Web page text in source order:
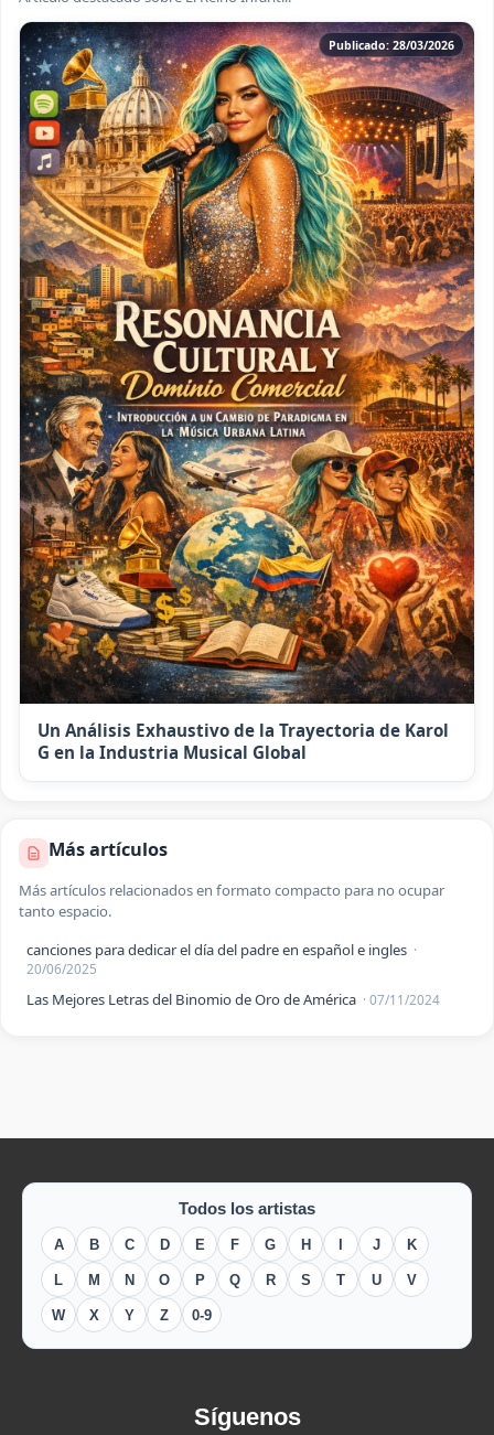
Publicado: 28/03/2026
Un Análisis Exhaustivo de la Trayectoria de Karol
G en la Industria Musical Global
Más artículos
Más artículos relacionados en formato compacto para no ocupar
tanto espacio.
canciones para dedicar el día del padre en español e ingles ·
20/06/2025
Las Mejores Letras del Binomio de Oro de América · 07/11/2024
Todos los artistas
A B C D E F G H I J K
L M N O P Q R S T U V
W X Y Z 0-9
Síguenos